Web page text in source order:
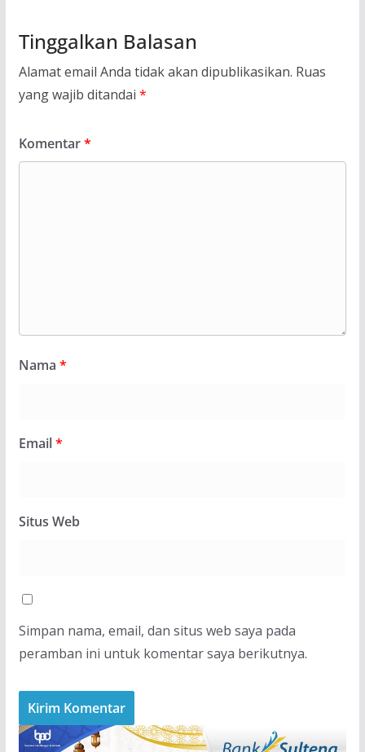
Tinggalkan Balasan
Alamat email Anda tidak akan dipublikasikan. Ruas
yang wajib ditandai *
Komentar*
Nama *
Email*
Situs Web
Simpan nama, email, dan situs web saya pada
peramban ini untuk komentar saya berikutnya.